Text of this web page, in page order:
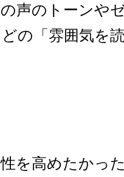
声のトーンや
の「雰囲気を
を高めたかっ